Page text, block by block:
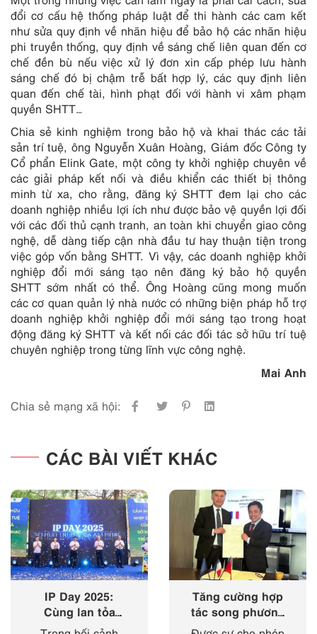
đổi cơ cấu hệ thống pháp luật để thi hành các cam kết
như sửa quy định về nhãn hiệu để bảo hộ các nhãn hiệu
phi truyền thống, quy định về sáng chế liên quan đến cơ
chế đền bù nếu việc xử lý đơn xin cấp phép lưu hành
sáng chế đó bị chậm trễ bất hợp lý, các quy định liên
quan đến chế tài, hình phạt đối với hành vi xâm phạm
quyền SHTT…
Chia sẻ kinh nghiệm trong bảo hộ và khai thác các tải
sản trí tuệ, ông Nguyễn Xuân Hoàng, Giám đốc Công ty
Cổ phẩn Elink Gate, một công ty khởi nghiệp chuyên về
các giải pháp kết nối và điều khiển các thiết bị thông
minh từ xa, cho rằng, đăng ký SHTT đem lại cho các
doanh nghiệp nhiều lợi ích như được bảo vệ quyền lợi đối
với các đối thủ cạnh tranh, an toàn khi chuyển giao công
nghệ, dễ dàng tiếp cận nhà đầu tư hay thuận tiện trong
việc góp vốn bằng SHTT. Vì vậy, các doanh nghiệp khởi
nghiệp đổi mới sáng tạo nên đăng ký bảo hộ quyền
SHTT sớm nhất có thể. Ông Hoàng cũng mong muốn
các cơ quan quản lý nhà nước có những biện pháp hỗ trợ
doanh nghiệp khởi nghiệp đổi mới sáng tạo trong hoạt
động đăng ký SHTT và kết nối các đối tác sở hữu trí tuệ
chuyên nghiệp trong từng lĩnh vực công nghệ.
Mai Anh
Chia sẻ mạng xã hội:
CÁC BÀI VIẾT KHÁC
IP Day 2025:
Cùng lan tỏa
‘nhịp điệu’ của
Tăng cường hợp
tác song phương
giữa Cục Sở hữu